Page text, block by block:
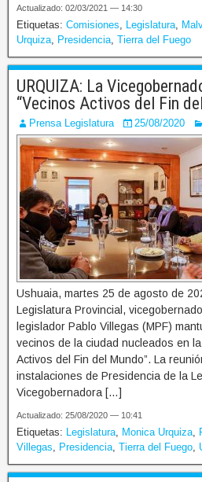
Actualizado: 02/03/2021 — 14:30
Etiquetas: Comisiones Legislatura
Urquiza
Presidencia Tierra del Fuego
URQUIZA: La
“Vecinos Activos del Fin
Prensa Legislatura 25/08/2020
Ushuaia, martes 25 de agosto de
Legislatura Provincial,
legislador Pablo Villegas (MPF)
vecinos de la ciudad nucleados en
Activos del Fin del Mundo”. La
instalaciones de Presidencia de la
Vicegobernadora […]
Actualizado: 25/08/2020 — 10:41
Etiquetas: Legislatura Monica Urquiza
Villegas
Presidencia Tierra del Fuego